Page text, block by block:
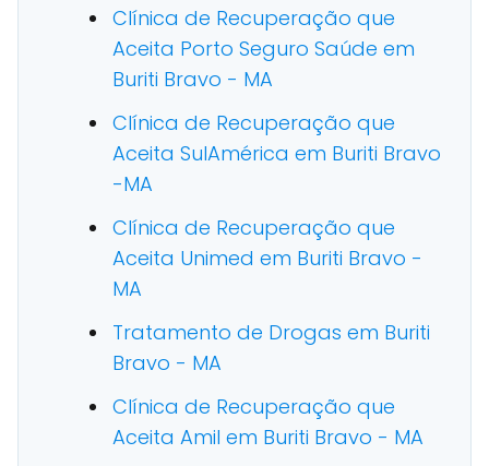
Clínica de Recuperação que
Aceita Porto Seguro Saúde em
Buriti Bravo - MA
Clínica de Recuperação que
Aceita SulAmérica em Buriti Bravo
-MA
Clínica de Recuperação que
Aceita Unimed em Buriti Bravo -
MA
Tratamento de Drogas em Buriti
Bravo - MA
Clínica de Recuperação que
Aceita Amil em Buriti Bravo - MA